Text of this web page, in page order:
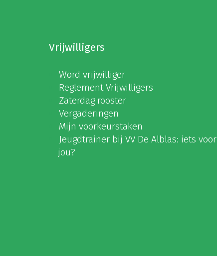
Vrijwilligers
Word vrijwilliger
Reglement Vrijwilligers
Zaterdag rooster
Vergaderingen
Mijn voorkeurstaken
Jeugdtrainer bij VV De Alblas: iets voor
jou?